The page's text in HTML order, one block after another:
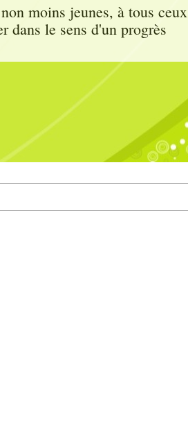
moins jeunes, à tous ceux
dans le sens d'un progrès